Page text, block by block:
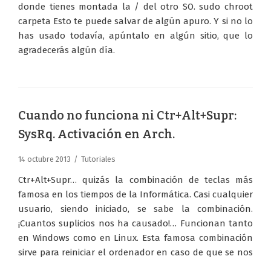
donde tienes montada la / del otro SO. sudo chroot
carpeta Esto te puede salvar de algún apuro. Y si no lo
has usado todavía, apúntalo en algún sitio, que lo
agradecerás algún día.
Cuando no funciona ni Ctr+Alt+Supr:
SysRq. Activación en Arch.
14 octubre 2013 Tutoriales
Ctr+Alt+Supr… quizás la combinación de teclas más
famosa en los tiempos de la Informática. Casi cualquier
usuario, siendo iniciado, se sabe la combinación.
¡Cuantos suplicios nos ha causado!… Funcionan tanto
en Windows como en Linux. Esta famosa combinación
sirve para reiniciar el ordenador en caso de que se nos